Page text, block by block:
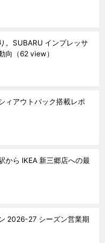
。SUBARU インプレッサ
向 （62 view）
ィアウトバック搭載レポ
から IKEA 新三郷店への最
2026-27 シーズン営業期